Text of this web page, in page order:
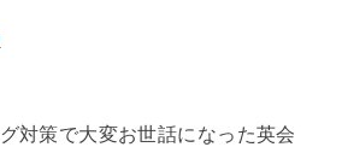
対策で大変お世話になった英会